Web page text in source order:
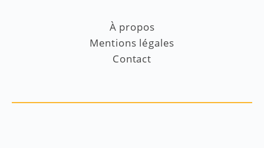
À propos
Mentions légales
Contact